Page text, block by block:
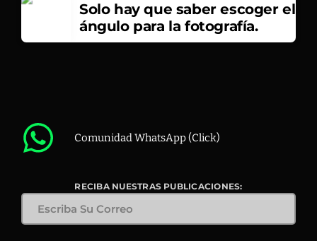
Solo hay que saber escoger el
ángulo para la fotografía.
Comunidad WhatsApp (Click)
RECIBA NUESTRAS PUBLICACIONES: